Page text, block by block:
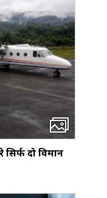
दो विमान